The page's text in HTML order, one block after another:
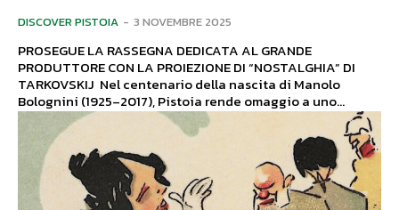
DISCOVER PISTOIA - 3 NOVEMBRE 2025
PROSEGUE LA RASSEGNA DEDICATA AL GRANDE
PRODUTTORE CON LA PROIEZIONE DI “NOSTALGHIA” DI
TARKOVSKIJ Nel centenario della nascita di Manolo
Bolognini (1925–2017), Pistoia rende omaggio a uno...